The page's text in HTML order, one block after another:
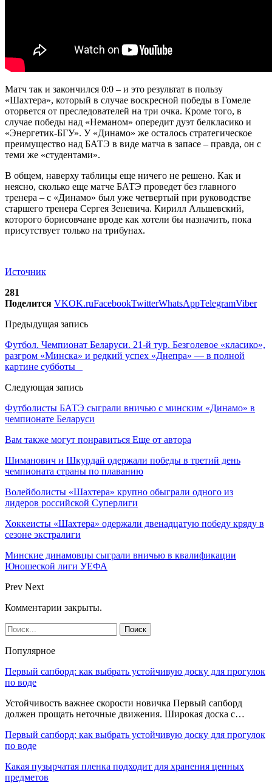
Матч так и закончился 0:0 – и это результат в пользу
«Шахтера», который в случае воскресной победы в Гомеле
оторвется от преследователей на три очка. Кроме того, в
случае победы над «Неманом» опередит дуэт белкласико и
«Энергетик-БГУ». У «Динамо» же осталось стратегическое
преимущество над БАТЭ в виде матча в запасе – правда, он с
теми же «студентами».
В общем, наверху таблицы еще ничего не решено. Как и
неясно, сколько еще матче БАТЭ проведет без главного
тренера – с «Динамо» был уже четвертый при руководстве
старшего тренера Сергея Зеневича. Кирилл Альшевский,
которого борисовчане вроде как хотели бы назначить, пока
присутствует только на трибунах.
Источник
281
Поделится VKOK.ruFacebookTwitterWhatsAppTelegramViber
Предыдущая запись
Футбол. Чемпионат Беларуси. 21-й тур. Безголевое «класико»,
разгром «Минска» и редкий успех «Днепра» — в полной
картине субботы
Следующая запись
Футболисты БАТЭ сыграли вничью с минским «Динамо» в
чемпионате Беларуси
Вам также могут понравиться Еще от автора
Шиманович и Шкурдай одержали победы в третий день
чемпионата страны по плаванию
Волейболисты «Шахтера» крупно обыграли одного из
лидеров российской Суперлиги
Хоккеисты «Шахтера» одержали двенадцатую победу кряду в
сезоне экстралиги
Минские динамовцы сыграли вничью в квалификации
Юношеской лиги УЕФА
Prev Next
Комментарии закрыты.
Популярное
Первый сапборд: как выбрать устойчивую доску для прогулок
по воде
Устойчивость важнее скорости новичка Первый сапборд
должен прощать неточные движения. Широкая доска с…
Первый сапборд: как выбрать устойчивую доску для прогулок
по воде
Какая пузырчатая пленка подходит для хранения ценных
предметов